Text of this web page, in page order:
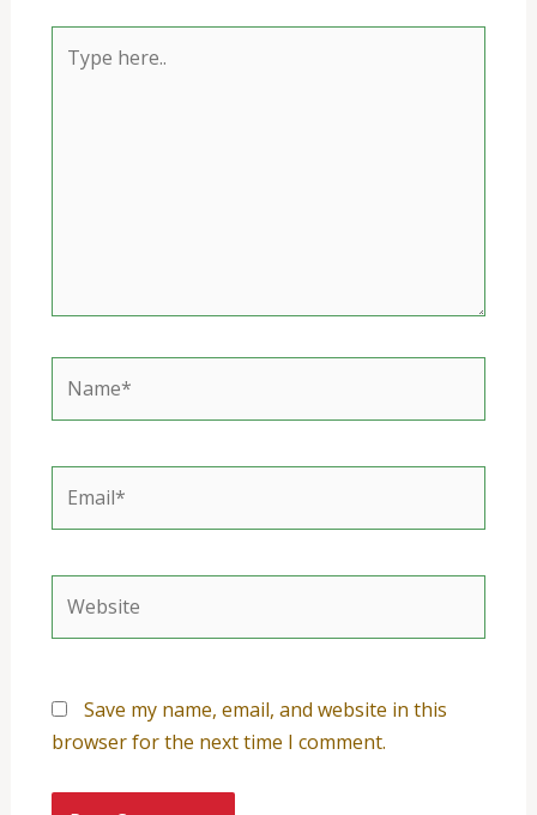
here..
Save my name, email, and website in this
browser for the next time I comment.